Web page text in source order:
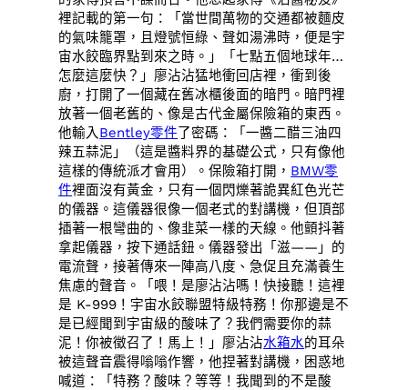
裡記載的第一句：「當世間萬物的交通都被麵皮
的氣味籠罩，且燈號恒綠、聲如湯沸時，便是宇
宙水餃臨界點到來之時。」「七點五個地球年…
怎麼這麼快？」廖沾沾猛地衝回店裡，衝到後
廚，打開了一個藏在舊冰櫃後面的暗門。暗門裡
放著一個老舊的、像是古代金屬保險箱的東西。
他輸入Bentley零件了密碼：「一醬二醋三油四
辣五蒜泥」（這是醬料界的基礎公式，只有像他
這樣的傳統派才會用）。保險箱打開， BMW零
件裡面沒有黃金，只有一個閃爍著詭異紅色光芒
的儀器。這儀器很像一個老式的對講機，但頂部
插著一根彎曲的、像韭菜一樣的天線。他顫抖著
拿起儀器，按下通話鈕。儀器發出「滋——」的
電流聲，接著傳來一陣高八度、急促且充滿養生
焦慮的聲音。「喂！是廖沾沾嗎！快接聽！這裡
是 K-999！宇宙水餃聯盟特級特務！你那邊是不
是已經聞到宇宙級的酸味了？我們需要你的蒜
泥！你被徵召了！馬上！」廖沾沾水箱水的耳朵
被這聲音震得嗡嗡作響，他捏著對講機，困惑地
喊道：「特務？酸味？等等！我聞到的不是酸